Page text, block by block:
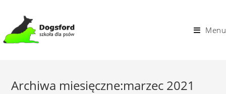
content
Menu
Archiwa miesięczne:marzec 2021